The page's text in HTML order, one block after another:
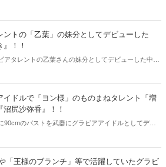
短く僅か2年くらいで引退されました。懐かしく思い
ントの「乙葉」の妹分としてデビューした
』！！
アタレントの乙葉さんの妹分としてデビューした中沢
真集やグラビアではTバック等にも挑戦されていまし
イドルで「ヨン様」のものまねタレント「増
尻沙弥香』！！
90cmのバストを武器にグラビアアイドルとしてデビ
弥香さん。2007年2月頃に引退されています。懐かし
や「王様のブランチ」等で活躍していたグラビ